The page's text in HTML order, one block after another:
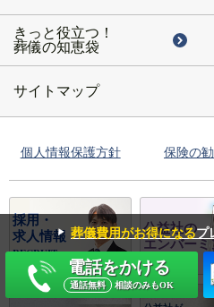
きっと役立つ！
葬儀の知恵袋
サイトマップ
個人情報保護方針 保険の
採用・
求人情報
RECRUIT
公益社の
エンバーミ
▼ 葬儀費用がお得になるプ
電話をかける
通話無料 相談のみもOK